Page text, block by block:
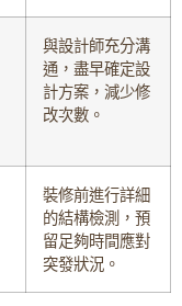
與設計師充分溝
通，盡早確定設
計方案，減少修
改次數。
裝修前進行詳細
的結構檢測，預
留足夠時間應對
突發狀況。